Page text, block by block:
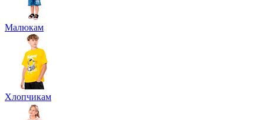
Малюкам
Хлопчикам